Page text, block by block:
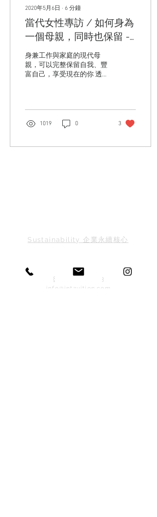
2020年5月6日 ∙ 6 分鐘
當代女性專訪 / 如何身為
一個母親，同時也保留 -
『自己』
身兼工作與家庭的現代母
親，可以完整保留自我、豐
富自己，享受現在的你 透過
無可取代的專業知識，在成
為母親之後，即使生活需要
隨之調整和改變，也能找到
師張欣柔從過去參與的活動
1019 0 3
Sustainability 企業永續核心
886-2-2752-3663
info@intzuition.com